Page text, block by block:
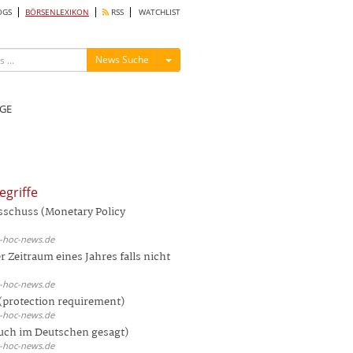
BÖRSENLEXIKON RSS WATCHLIST
News Suche Menü ein-/ausblenden
(Monetary Policy
news.de
Zeitraum eines Jahres falls nicht
news.de
requirement)
news.de
im Deutschen gesagt)
news.de